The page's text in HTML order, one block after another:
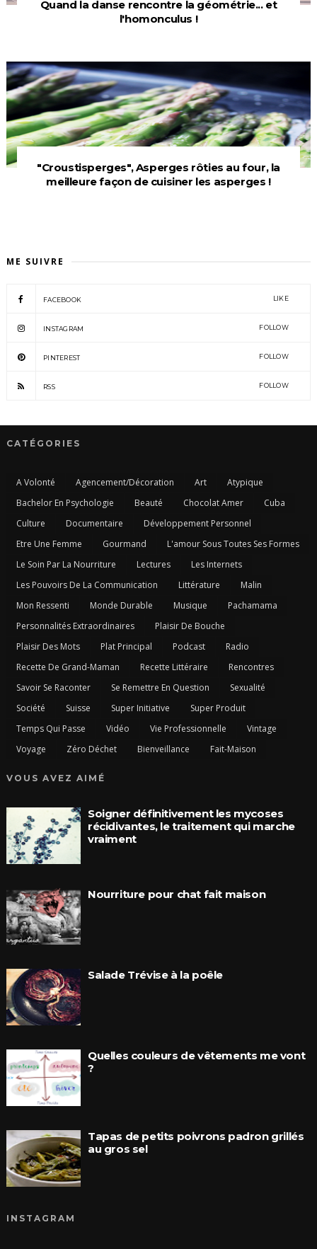
Quand la danse rencontre la géométrie... et
l'homonculus !
"Croustisperges", Asperges rôties au four, la
meilleure façon de cuisiner les asperges !
ME SUIVRE
FACEBOOK LIKE
INSTAGRAM FOLLOW
PINTEREST FOLLOW
RSS FOLLOW
CATÉGORIES
A Volonté Agencement/Décoration Art
Atypique
Bachelor En Psychologie
Beauté Chocolat Amer
Cuba
Culture
Documentaire
Développement Personnel
Etre Une Femme
Gourmand
L'amour Sous Toutes Ses Formes
Le Soin Par La Nourriture
Lectures
Les Internets
Les Pouvoirs De La Communication
Littérature
Malin
Mon Ressenti
Monde Durable Musique
Pachamama
Personnalités Extraordinaires
Plaisir De Bouche
Plaisir Des Mots
Plat Principal Podcast
Radio
Recette De Grand-Maman
Recette Littéraire
Rencontres
Savoir Se Raconter
Se Remettre En Question
Sexualité
Société
Suisse Super Initiative
Super Produit
Temps Qui Passe
Vidéo Vie Professionnelle
Vintage
Voyage
Zéro Déchet Bienveillance Fait-Maison
VOUS AVEZ AIMÉ
Soigner définitivement les mycoses
récidivantes, le traitement qui marche
vraiment
Nourriture pour chat fait maison
Salade Trévise à la poêle
Quelles couleurs de vêtements me vont
?
Tapas de petits poivrons padron grillés
au gros sel
INSTAGRAM